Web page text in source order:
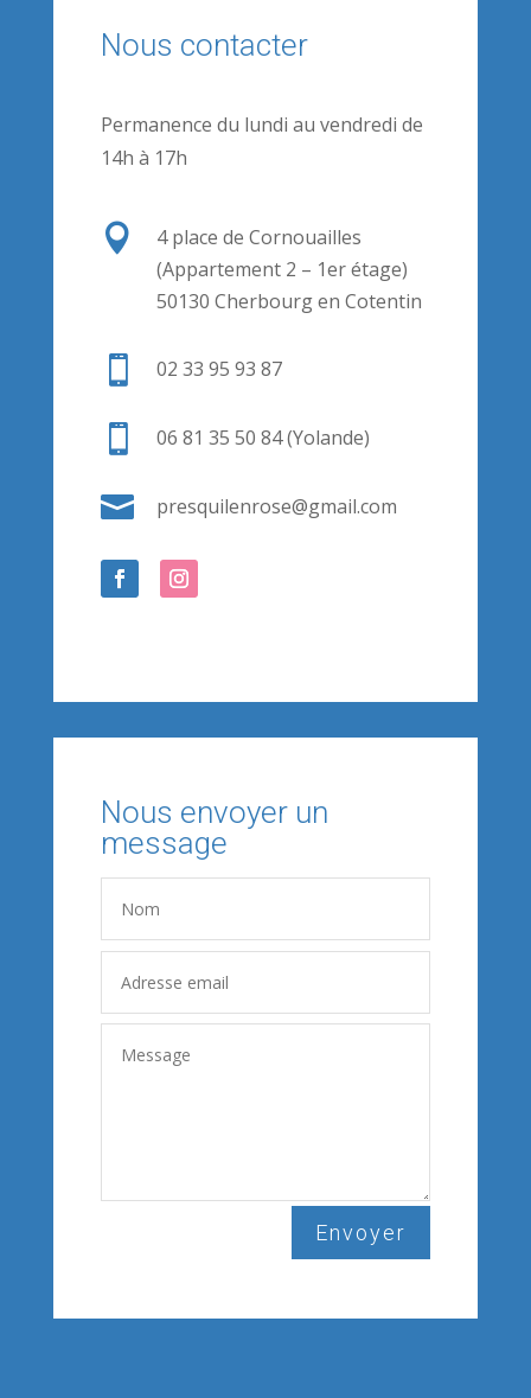
Nous contacter
Permanence du lundi au vendredi de
14h à 17h

4 place de Cornouailles
(Appartement 2 – 1er étage)
50130 Cherbourg en Cotentin
 02 33 95 93 87
 06 81 35 50 84 (Yolande)
 presquilenrose@gmail.com
Nous envoyer un
message
Envoyer